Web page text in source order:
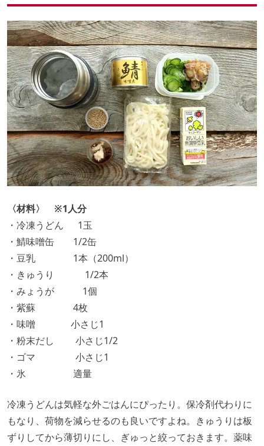
〈材料〉 ※1人分
・冷凍うどん 1玉
・鯖味噌缶 1/2缶
・豆乳 1本（200ml）
・きゅうり 1/2本
・みょうが 1個
・紫蘇 4枚
・味噌 小さじ1
・粉末だし 小さじ1/2
・ゴマ 小さじ1
・氷 適量
冷凍うどんは気軽な外ごはんにぴったり。保冷剤代わりに
もなり、荷物を減らせるのも良いですよね。きゅうりは板
ずりしてから薄切りにし、ぎゅっと絞っておきます。薬味